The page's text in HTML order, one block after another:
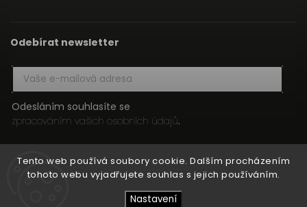
Tento web používá soubory cookie. Dalším procházením
tohoto webu vyjadřujete souhlas s jejich používáním.
Nastavení
Odebírat newsletter
Odesláním souhlasíte se
zpracováním vašich osobních údajů.